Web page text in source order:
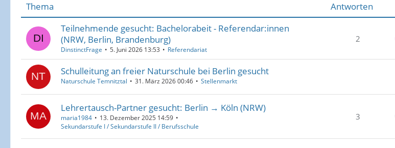
Thema Antworten
Teilnehmende gesucht: Bachelorabeit - Referendar:innen
(NRW, Berlin, Brandenburg)
DinstinctFrage 5. Juni 2026 13:53 Referendariat
2
Schulleitung an freier Naturschule bei Berlin gesucht
Naturschule Temnitztal 31. März 2026 00:46 Stellenmarkt
Lehrertausch-Partner gesucht: Berlin → Köln (NRW)
maria1984
13. Dezember 2025 14:59
Sekundarstufe I / Sekundarstufe II / Berufsschule
3